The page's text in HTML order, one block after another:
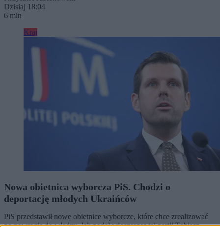
Dzisiaj 18:04
6 min
Kraj
Nowa obietnica wyborcza PiS. Chodzi o
deportację młodych Ukraińców
PiS przedstawił nowe obietnice wyborcze, które chce zrealizować
po powrocie do władzy. Jak podał wiceprezes tej partii Tobiasz